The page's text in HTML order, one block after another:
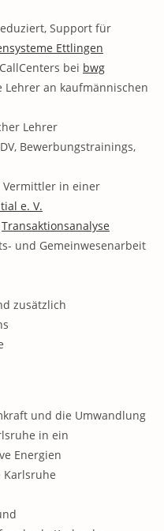
Support für
Ettlingen
bei bwg
an kaufmännischen
Lehrer
Bewerbungstrainings,
Vermittler in einer
e. V.
Transaktionsanalyse
und Gemeinwesenarbeit
zusätzlich
und die Umwandlung
in ein
Energien
Karlsruhe